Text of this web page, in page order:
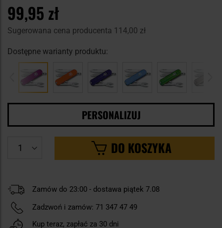
99,95 zł
Sugerowana cena producenta 114,00 zł
Dostępne warianty produktu:
PERSONALIZUJ
DO KOSZYKA
Zamów do 23:00 - dostawa piątek 7.08
Zadzwoń i zamów: 71 347 47 49
Kup teraz, zapłać za 30 dni